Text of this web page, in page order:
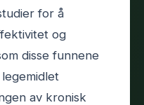
for å
og
disse funnene
av kronisk